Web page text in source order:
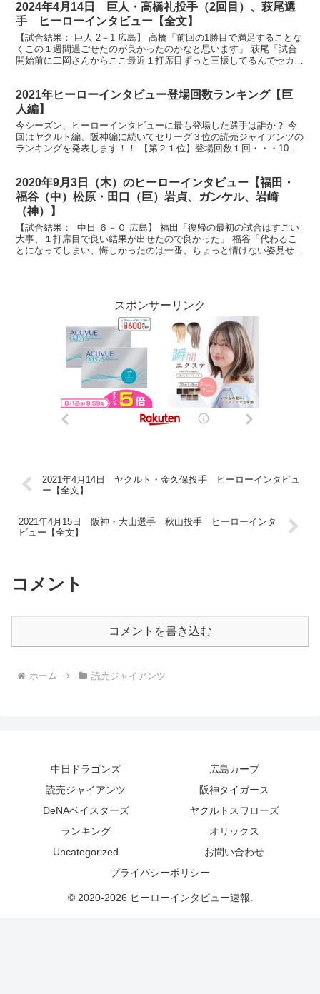
2024年4月14日 巨人・高橋礼投手（2回目）、萩尾選
手 ヒーローインタビュー【全文】
【試合結果： 巨人 2－1 広島】 高橋「前回の1勝目で満足することな
くこの１週間過ごせたのが良かったのかなと思います」 萩尾「試合
開始前に二岡さんからここ最近１打席目ずっと三振してるんでセカン
2021年ヒーローインタビュー登場回数ランキング【巨
人編】
今シーズン、ヒーローインタビューに最も登場した選手は誰か？ 今
回はヤクルト編、阪神編に続いてセリーグ３位の読売ジャイアンツの
ランキングを発表します！！ 【第２１位】登場回数１回・・・10人
2020年9月3日（木）のヒーローインタビュー【福田・
福谷（中）松原・田口（巨）岩貞、ガンケル、岩崎
（神）】
【試合結果： 中日 ６－０ 広島】 福田「復帰の最初の試合はすごい
大事、１打席目で良い結果が出せたので良かった」 福谷「代わるこ
とになってしまい、悔しかったのは一番、ちょっと情けない姿見せて
スポンサーリンク
2021年4月14日 ヤクルト・金久保投手 ヒーローインタビュ
ー【全文】
2021年4月15日 阪神・大山選手 秋山投手 ヒーローインタ
ビュー【全文】
コメント
コメントを書き込む
ホーム 読売ジャイアンツ
中日ドラゴンズ
広島カープ
読売ジャイアンツ
阪神タイガース
DeNAベイスターズ
ヤクルトスワローズ
ランキング
オリックス
Uncategorized
お問い合わせ
プライバシーポリシー
© 2020-2026 ヒーローインタビュー速報.